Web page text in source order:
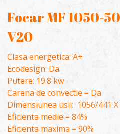
Focar MF 1050-
V20
Clasa energetica: A+
Ecodesign: Da
Putere: 19.8 kw
Carena de convectie = Da
Dimensiunea usii: 1056/441
Eficienta medie = 84%
Eficienta maxima = 90%